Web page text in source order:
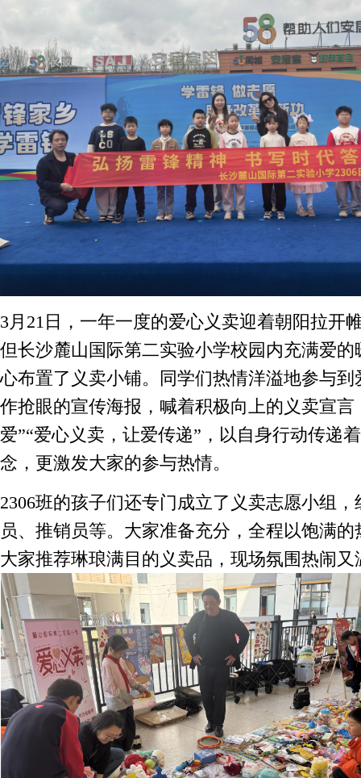
3月21日，一年一度的爱心义卖迎着朝阳拉开
但长沙麓山国际第二实验小学校园内充满爱
心布置了义卖小铺。同学们热情洋溢地参与
作抢眼的宣传海报，喊着积极向上的义卖宣言
爱”“爱心义卖，让爱传递”，以自身行动传递
念，更激发大家的参与热情。
2306班的孩子们还专门成立了义卖志愿小组
员、推销员等。大家准备充分，全程以饱满
大家推荐琳琅满目的义卖品，现场氛围热闹又